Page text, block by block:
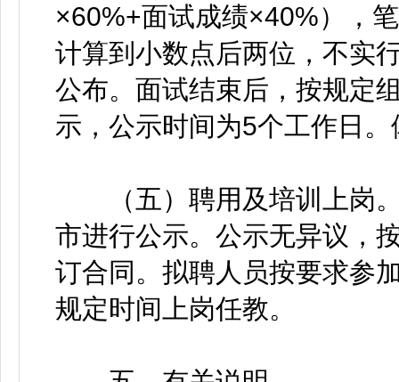
×60%+面试成绩×40%），
计算到小数点后两位，不实
公布。面试结束后，按规定
示，公示时间为5个工作日
（五）聘用及培训上岗。
市进行公示。公示无异议，
订合同。拟聘人员按要求参
规定时间上岗任教。